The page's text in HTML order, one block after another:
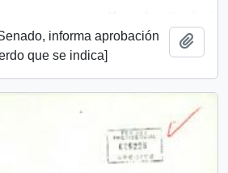
informa aprobación
que se indica]